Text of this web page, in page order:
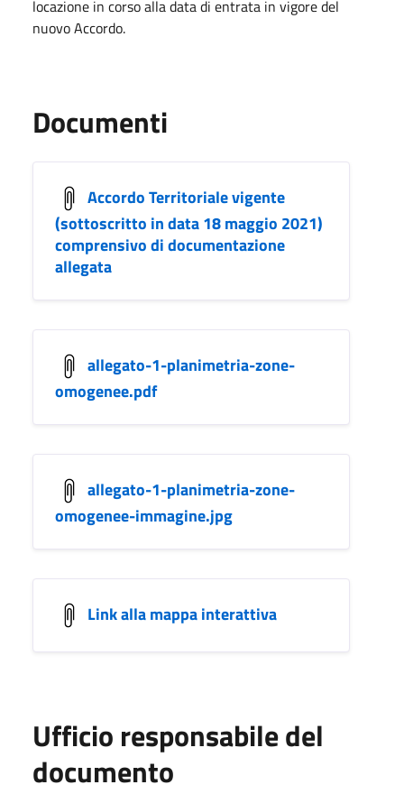
locazione in corso alla data di entrata in vigore del
nuovo Accordo.
Documenti
Accordo Territoriale vigente
(sottoscritto in data 18 maggio 2021)
comprensivo di documentazione
allegata
allegato-1-planimetria-zone-
omogenee.pdf
allegato-1-planimetria-zone-
omogenee-immagine.jpg
Link alla mappa interattiva
Ufficio responsabile del
documento